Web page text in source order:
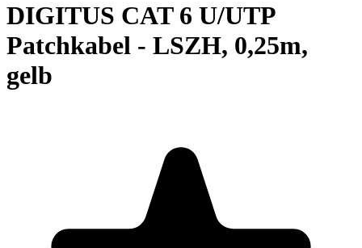
DIGITUS CAT 6 U/UTP
Patchkabel - LSZH, 0,25m,
gelb